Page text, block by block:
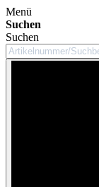
Menü
Suchen
Suchen